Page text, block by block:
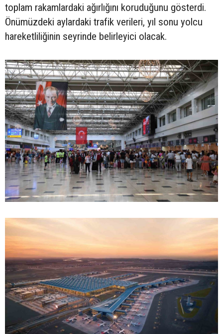
toplam rakamlardaki ağırlığını koruduğunu gösterdi.
Önümüzdeki aylardaki trafik verileri, yıl sonu yolcu
hareketliliğinin seyrinde belirleyici olacak.